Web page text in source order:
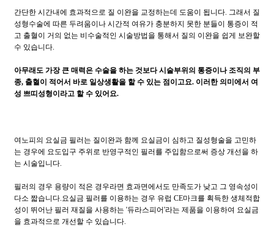
간단한 시간내에 효과적으로 질 이완을 교정하는데 도움이 됩니다. 그래서 질
성형수술에 따른 두려움이나 시간적 여유가 충분하지 못한 분들이 통증이 적
고 출혈이 거의 없는 비수술적인 시술방법을 통해서 질의 이완을 쉽게 보완할
수 있습니다.
아무래도 가장 큰 매력은 수술을 하는 것보다 시술부위의 통증이나 조직의 부
종, 출혈이 적어서 바로 일상생활을 할 수 있는 점이고요. 이러한 의미에서 여
성 쁘띠성형이라고 할 수 있어요.
여노피의 요실금 필러는 질이완과 함께 요실금이 심하고 질성형술을 고민하
는 경우에 요도입구 주위로 반영구적인 필러를 주입함으로써 증상 개선을 하
는 시술입니다.
필러의 경우 용량이 적은 경우라면 효과면에서도 만족도가 낮고 그 영속성이
다소 짧습니다.요실금 필러를 이용하는 경우 유럽 CE마크를 획득한 생체적합
성이 뛰어난 필러 재질을 사용하는 '듀라스피어'라는 제품을 이용하여 요실금
을 효과적으로 개선할 수 있습니다.